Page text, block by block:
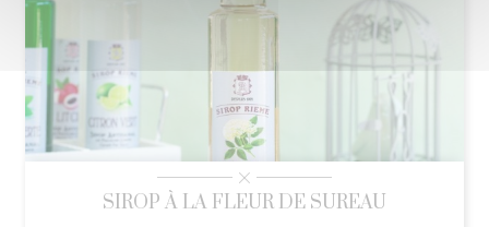
SIROP À LA FLEUR DE SUREAU